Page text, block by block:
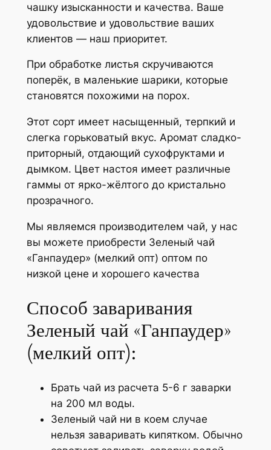
чашку изысканности и качества. Ваше
удовольствие и удовольствие ваших
клиентов — наш приоритет.
При обработке листья скручиваются
поперёк, в маленькие шарики, которые
становятся похожими на порох.
Этот сорт имеет насыщенный, терпкий и
слегка горьковатый вкус. Аромат сладко-
приторный, отдающий сухофруктами и
дымком. Цвет настоя имеет различные
гаммы от ярко-жёлтого до кристально
прозрачного.
Мы являемся производителем чай, у нас
вы можете приобрести Зеленый чай
«Ганпаудер» (мелкий опт) оптом по
низкой цене и хорошего качества
Способ заваривания
Зеленый чай «Ганпаудер»
(мелкий опт):
Брать чай из расчета 5-6 г заварки
на 200 мл воды.
Зеленый чай ни в коем случае
нельзя заваривать кипятком. Обычно